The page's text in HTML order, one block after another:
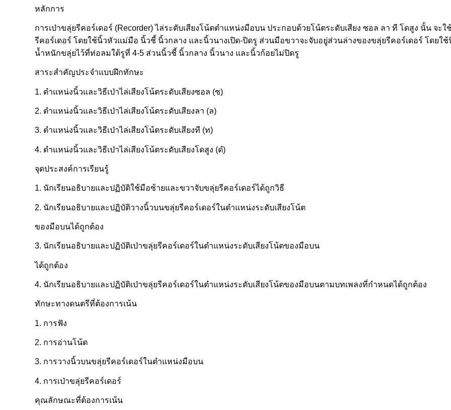
หลักการ
การเป่าขลุ่ยรีคอร์เดอร์ (Recorder) ไล่ระดับเสียงโน้ตตำแหน่งมือบน ประกอบด้วยโน้ตระดับเสียง ซอล ลา ที โดสูง นั้น จ
รีคอร์เดอร์ โดยใช้นิ้วหัวแม่มือ นิ้วชี้ นิ้วกลาง และนิ้วนางเปิด-ปิดรู ส่วนมือขวาจะจับอยู่ส่วนล่างของขลุ่ยรีคอร์เดอร์ โดยใ
น้ำหนักขลุ่ยไว้ที่ท่อลมใต้รูที่ 4-5 ส่วนนิ้วชี้ นิ้วกลาง นิ้วนาง และนิ้วก้อยไม่ปิดรู
สาระสำคัญประจำแบบฝึกทักษะ
1. ตำแหน่งนิ้วและวิธีเป่าไล่เสียงโน้ตระดับเสียงซอล (ซ)
2. ตำแหน่งนิ้วและวิธีเป่าไล่เสียงโน้ตระดับเสียงลา (ล)
3. ตำแหน่งนิ้วและวิธีเป่าไล่เสียงโน้ตระดับเสียงที (ท)
4. ตำแหน่งนิ้วและวิธีเป่าไล่เสียงโน้ตระดับเสียงโดสูง (ดํ)
จุดประสงค์การเรียนรู้
1. นักเรียนอธิบายและปฏิบัติใช้มือซ้ายและขวาจับขลุ่ยรีคอร์เดอร์ได้ถูกวิธี
2. นักเรียนอธิบายและปฏิบัติวางนิ้วบนขลุ่ยรีคอร์เดอร์ในตำแหน่งระดับเสียงโน้ต
ของมือบนได้ถูกต้อง
3. นักเรียนอธิบายและปฏิบัติเป่าขลุ่ยรีคอร์เดอร์ในตำแหน่งระดับเสียงโน้ตของมือบน
ได้ถูกต้อง
4. นักเรียนอธิบายและปฏิบัติเป่าขลุ่ยรีคอร์เดอร์ในตำแหน่งระดับเสียงโน้ตของมือบนตามบทเพลงที่กำหนดได้ถูกต้อง
ทักษะทางดนตรีที่ต้องการเน้น
1. การฟัง
2. การอ่านโน้ต
3. การวางนิ้วบนขลุ่ยรีคอร์เดอร์ในตำแหน่งมือบน
4. การเป่าขลุ่ยรีคอร์เดอร์
คุณลักษณะที่ต้องการเน้น